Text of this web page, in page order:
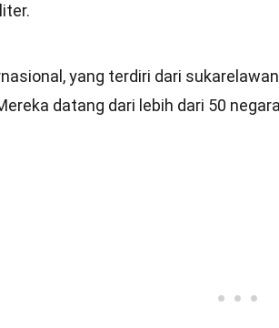
yang terdiri dari
datang dari lebih dari 50